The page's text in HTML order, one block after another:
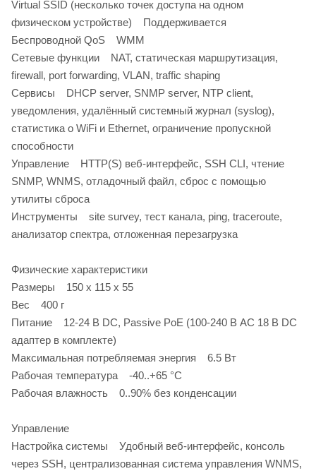
Virtual SSID (несколько точек доступа на одном
физическом устройстве) Поддерживается
Беспроводной QoS WMM
Сетевые функции NAT, статическая маршрутизация,
firewall, port forwarding, VLAN, traffic shaping
Сервисы DHCP server, SNMP server, NTP client,
уведомления, удалённый системный журнал (syslog),
статистика о WiFi и Ethernet, ограничение пропускной
способности
Управление HTTP(S) веб-интерфейс, SSH CLI, чтение
SNMP, WNMS, отладочный файл, сброс с помощью
утилиты сброса
Инструменты site survey, тест канала, ping, traceroute,
анализатор спектра, отложенная перезагрузка
Физические характеристики
Размеры 150 х 115 х 55
Вес 400 г
Питание 12-24 В DC, Passive PoE (100-240 В AC 18 В DC
адаптер в комплекте)
Максимальная потребляемая энергия 6.5 Вт
Рабочая температура -40..+65 °С
Рабочая влажность 0..90% без конденсации
Управление
Настройка системы Удобный веб-интерфейс, консоль
через SSH, централизованная система управления WNMS,